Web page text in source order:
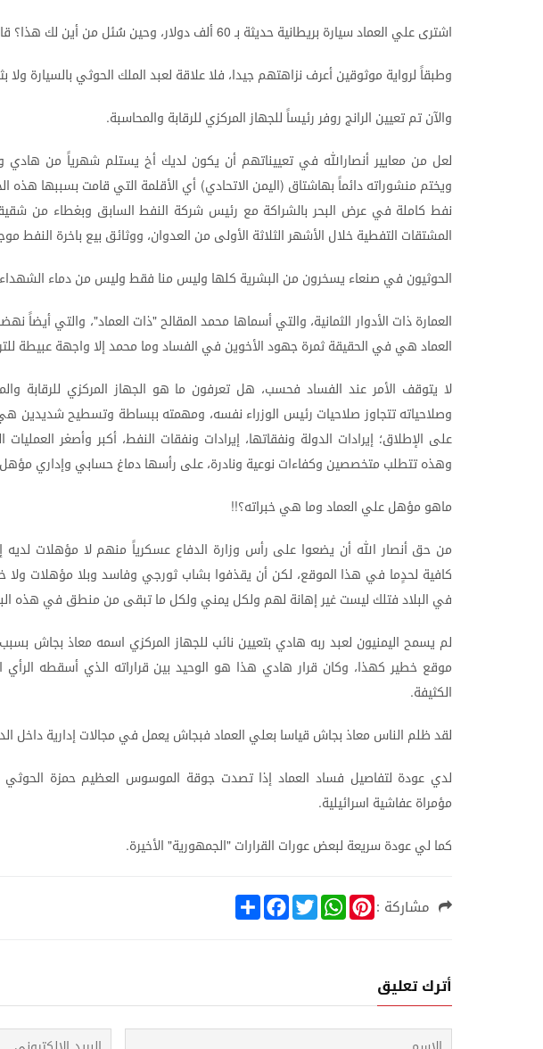
اشترىعلي العمادسيارة بريطانيةحديثة بـ ألفدولار، وحين سُئل منأين لك هذا؟
وطبقاًلرواية موثوقينأعرف نزاهتهمجيدا، فلاعلاقة لعبدالملك الحوثي بالسيارة ولا
والآنتمتعيين الرانجروفررئيساًللجهازالمركزي للرقابة والمحاسبة.
لعل من معايير أنصارالله في تعييناتهم أن يكون لديك أخ يستلم شهرياً من هادي
ويختم منشوراتهدائماًبهاشتاق (اليمن الاتحادي) أي الأقلمة التي قامت بسببها هذه
نفط كاملة في عرض البحر بالشراكة مع رئيس شركة النفط السابق وبغطاء من
المشتقات التفطيةخلال الأشهرالثلاثة الأولى من العدوان، ووثائق بيع باخرة النفط
الحوثيون في صنعاء يسخرون من البشرية كلها وليس منا فقطوليس مندماء الشهداء
العمارةذات الأدوار الثمانية، والتيأسماها محمد المقالح "ذات العماد"، والتيأيضاً
العمادهي في الحقيقةثمرةجهودالأخوين في الفسادوما محمدإلاواجهةعبيطة
لا يتوقف الأمر عند الفساد فحسب، هل تعرفون ما هو الجهاز المركزي للرقابة
وصلاحياته تتجاوز صلاحيات رئيس الوزراء نفسه، ومهمته ببساطة وتسطيحشديدين
على الإطلاق؛ إيرادات الدولة ونفقاتها، إيرادات ونفقات النفط، أكبر وأصغر العمليات
وهذهتتطلب متخصصين وكفاءات نوعية ونادرة،على رأسهادماغحسابي وإداري مؤهل
ماهو مؤهلعلي العمادوما هيخبراته؟!!
من حق أنصار الله أن يضعوا على رأس وزارة الدفاع عسكرياً منهم لا مؤهلات لديه
كافية لحدٍما في هذا الموقع، لكن أن يقذفوا بشاب ثورجي وفاسد وبلا مؤهلات ولا
في البلادفتلك ليستغيرإهانة لهم ولكل يمني ولكل ماتبقى من منطق في هذه
لم يسمح اليمنيون لعبد ربه هادي بتعيين نائب للجهاز المركزي اسمه معاذ بجاش بسبب
موقع خطير كهذا، وكان قرار هادي هذا هو الوحيد بين قراراته الذي أسقطه الرأي
الكثيفة.
لقدظلم الناس معاذبجاش قياسا بعلي العمادفبجاش يعمل في مجالات إداريةداخل
لدي عودة لتفاصيل فساد العماد إذا تصدت جوقة الموسوس العظيم حمزة الحوثي
مؤمراةعفاشية اسرائيلية.
كما ليعودة سريعة لبعضعورات القرارات "الجمهورية" الأخيرة.
مشاركة : S
h
F
a
k
T
w
W
h
p
P
i
s
أترك تعليق